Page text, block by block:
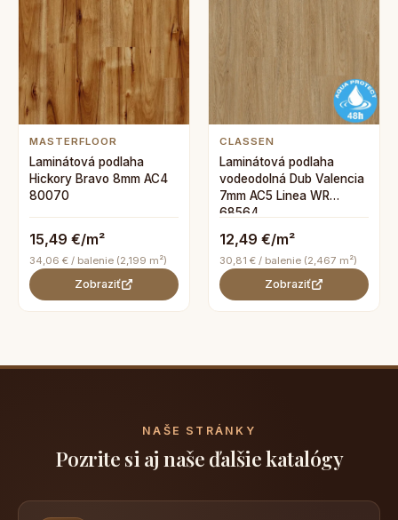
MASTERFLOOR
Laminátová podlaha
Hickory Bravo 8mm AC4
80070
15,49 €/m²
34,06 € / balenie (2,199 m²)
Zobraziť
CLASSEN
Laminátová podlaha
vodeodolná Dub Valencia
7mm AC5 Linea WR
68564
12,49 €/m²
30,81 € / balenie (2,467 m²)
Zobraziť
NAŠE STRÁNKY
Pozrite si aj naše ďalšie katalógy